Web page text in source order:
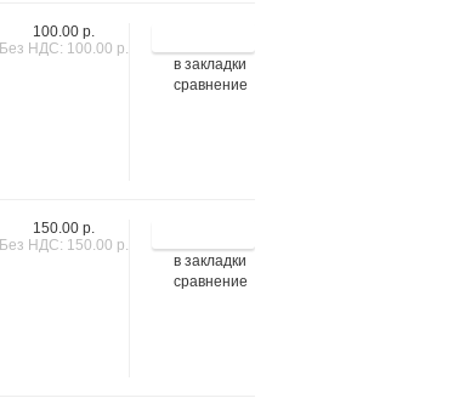
в закладки
сравнение
100.00 р.
Без НДС: 100.00 р.
в закладки
сравнение
150.00 р.
Без НДС: 150.00 р.